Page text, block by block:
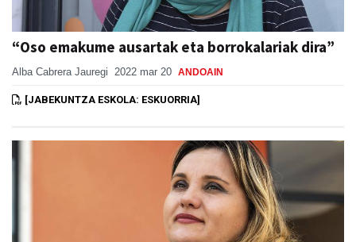
“Oso emakume ausartak eta borrokalariak dira”
Alba Cabrera Jauregi 2022 mar 20 ANDOAIN
[JABEKUNTZA ESKOLA: ESKUORRIA]